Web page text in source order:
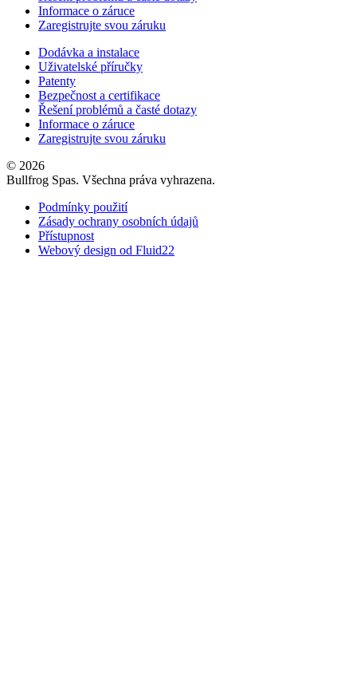
Informace o záruce
Zaregistrujte svou záruku
Dodávka a instalace
Uživatelské příručky
Patenty
Bezpečnost a certifikace
Řešení problémů a časté dotazy
Informace o záruce
Zaregistrujte svou záruku
© 2026
Bullfrog Spas. Všechna práva vyhrazena.
Podmínky použití
Zásady ochrany osobních údajů
Přístupnost
Webový design od Fluid22